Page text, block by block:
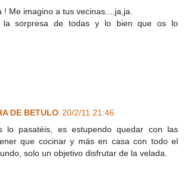
! Me imagino a tus vecinas....ja,ja.
la sorpresa de todas y lo bien que os lo
DE BETULO 20/2/11 21:46
lo pasatéis, es estupendo quedar con las
que cocinar y más en casa con todo el
solo un objetivo disfrutar de la velada.